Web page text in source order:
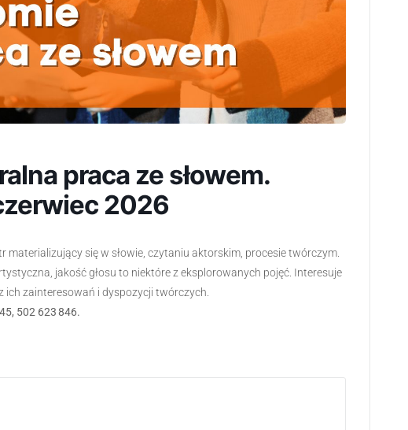
praca ze słowem.
2026
materializujący się w słowie, czytaniu aktorskim, procesie twórczym.
jakość głosu to niektóre z eksplorowanych pojęć. Interesuje
zainteresowań i dyspozycji twórczych.
502 623 846.